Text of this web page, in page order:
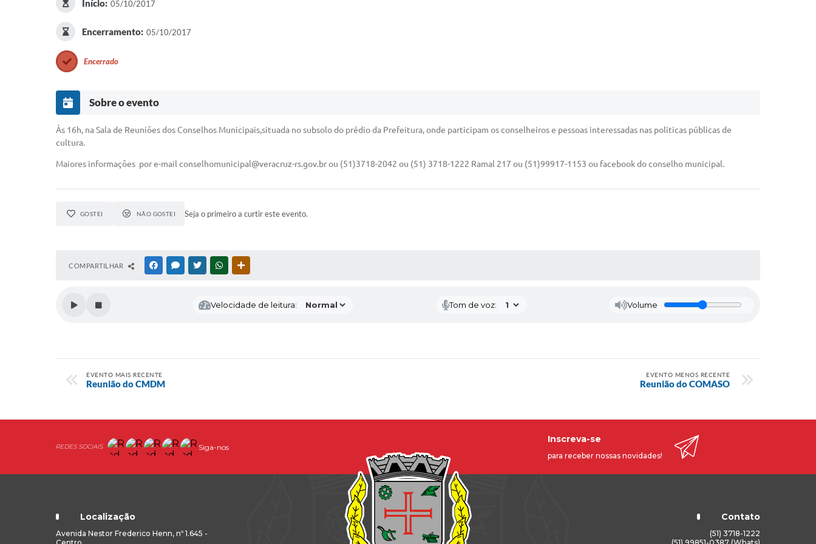
Início: 05/10/2017
Encerramento: 05/10/2017
Encerrado
Sobre o evento
Às 16h, na Sala de Reuniões dos Conselhos Municipais,situada no subsolo do prédio da Prefeitura, onde participam os conselheiros e pessoas interessadas nas politicas públicas de
cultura.
Maiores informações por e-mail conselhomunicipal@veracruz-rs.gov.brou (51)3718-2042 ou (51) 3718-1222 Ramal 217 ou (51)99917-1153 ou facebook do conselho municipal.
GOSTEI NÃO GOSTEI Seja o primeiro a curtir este evento.
COMPARTILHAR FACEBOOKMESSENGER
TWITTERWHATSAPP
Velocidade de leitura: Tom de voz: Volume
EVENTO MAIS RECENTE
Reunião do CMDM
EVENTO MENOS RECENTE
Reunião do COMASO
Siga-nos
Localização
Avenida Nestor Frederico Henn, nº 1.645 -
Contato
(51) 3718-1222
Inscreva-se
para receber nossas novidades!